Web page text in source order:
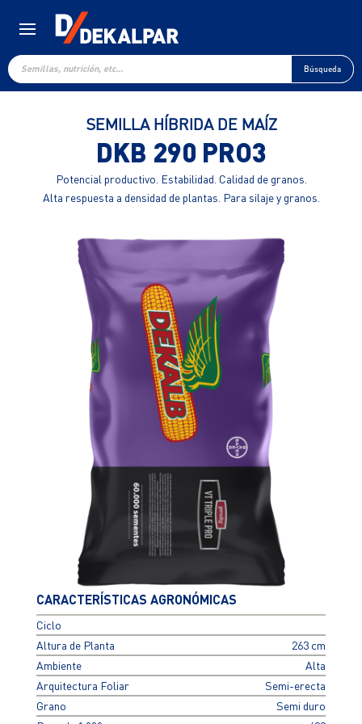
Búsqueda
de
productos
Búsqueda
SEMILLA HÍBRIDA DE MAÍZ
DKB 290 PRO3
Potencial productivo. Estabilidad. Calidad de granos.
Alta respuesta a densidad de plantas. Para silaje y granos.
CARACTERÍSTICAS AGRONÓMICAS
Ciclo
Altura de Planta
263 cm
Ambiente
Alta
Arquitectura Foliar
Semi-erecta
Grano
Semi duro